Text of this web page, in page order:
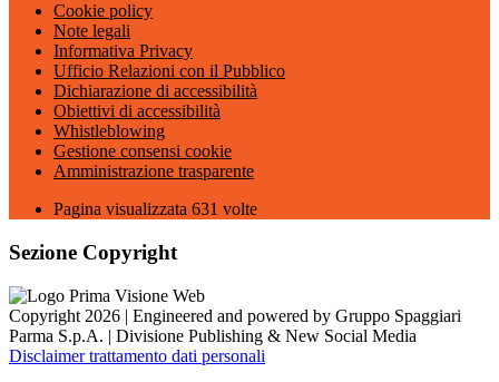
Cookie policy
Note legali
Informativa Privacy
Ufficio Relazioni con il Pubblico
Dichiarazione di accessibilità
Obiettivi di accessibilità
Whistleblowing
Gestione consensi cookie
Amministrazione trasparente
Pagina visualizzata 631 volte
Sezione Copyright
Copyright 2026 | Engineered and powered by Gruppo Spaggiari
Parma S.p.A. | Divisione Publishing & New Social Media
Disclaimer trattamento dati personali